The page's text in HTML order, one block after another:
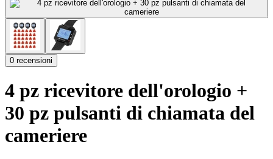
0 recensioni
4 pz ricevitore dell'orologio +
30 pz pulsanti di chiamata del
cameriere